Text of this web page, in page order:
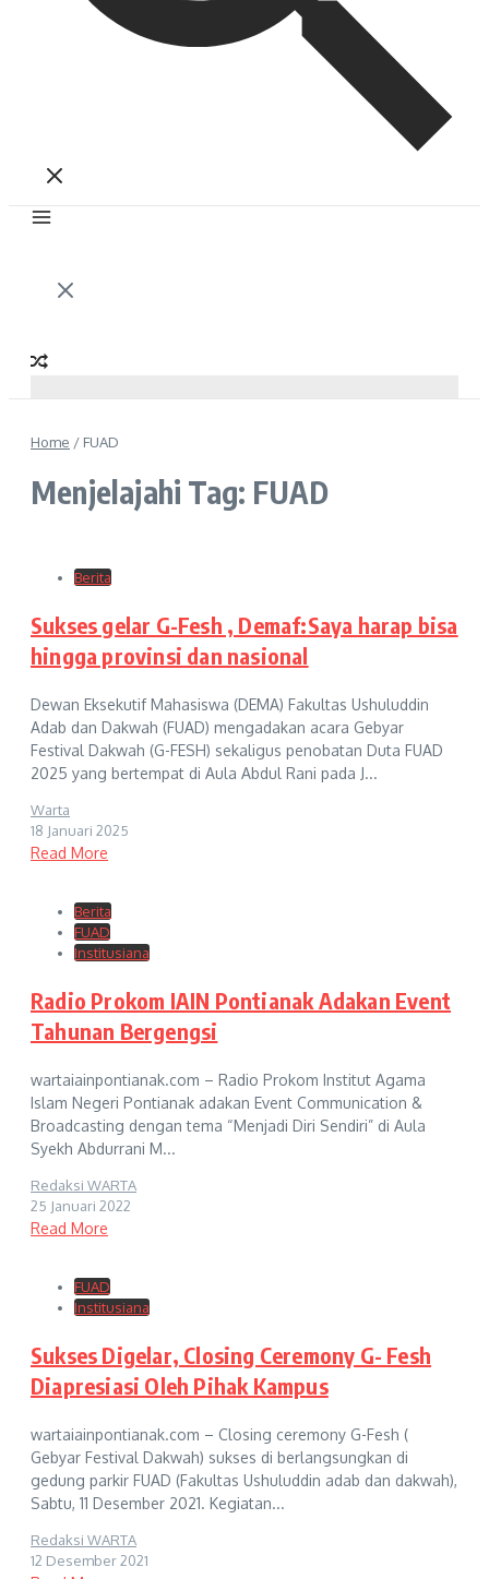
Home / FUAD
Menjelajahi Tag: FUAD
Berita
Sukses gelar G-Fesh , Demaf:Saya harap bisa
hingga provinsi dan nasional
Dewan Eksekutif Mahasiswa (DEMA) Fakultas Ushuluddin
Adab dan Dakwah (FUAD) mengadakan acara Gebyar
Festival Dakwah (G-FESH) sekaligus penobatan Duta FUAD
2025 yang bertempat di Aula Abdul Rani pada J...
Warta
18 Januari 2025
Read More
Berita
FUAD
Institusiana
Radio Prokom IAIN Pontianak Adakan Event
Tahunan Bergengsi
wartaiainpontianak.com – Radio Prokom Institut Agama
Islam Negeri Pontianak adakan Event Communication &
Broadcasting dengan tema “Menjadi Diri Sendiri” di Aula
Syekh Abdurrani M...
Redaksi WARTA
25 Januari 2022
Read More
FUAD
Institusiana
Sukses Digelar, Closing Ceremony G- Fesh
Diapresiasi Oleh Pihak Kampus
wartaiainpontianak.com – Closing ceremony G-Fesh (
Gebyar Festival Dakwah) sukses di berlangsungkan di
gedung parkir FUAD (Fakultas Ushuluddin adab dan dakwah),
Sabtu, 11 Desember 2021. Kegiatan...
Redaksi WARTA
12 Desember 2021